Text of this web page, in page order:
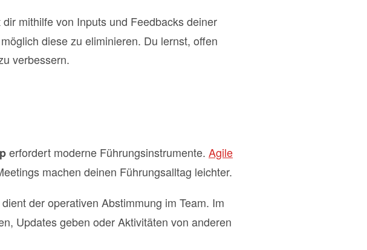
dir mithilfe von Inputs und Feedbacks deiner
diese zu eliminieren. Du lernst, offen
verbessern.
erfordert moderne Führungsinstrumente. Agile
machen deinen Führungsalltag leichter.
der operativen Abstimmung im Team. Im
Updates geben oder Aktivitäten von anderen